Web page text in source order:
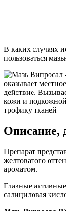
В каких случаях
пользоваться
Описание,
Препарат
желтоватого
ароматом.
Главные
салициловая